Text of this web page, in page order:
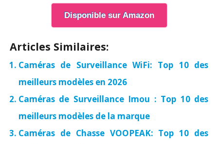
Disponible sur Amazon
Articles Similaires:
Caméras de Surveillance WiFi: Top 10 des
meilleurs modèles en 2026
Caméras de Surveillance Imou : Top 10 des
meilleurs modèles de la marque
Caméras de Chasse VOOPEAK: Top 10 des